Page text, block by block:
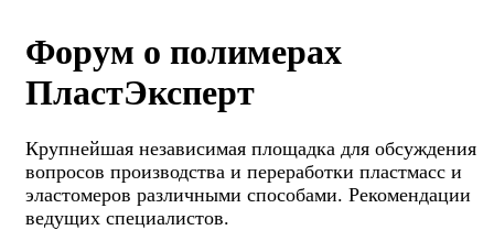
Форум о полимерах
ПластЭксперт
Крупнейшая независимая площадка для обсуждения
вопросов производства и переработки пластмасс и
эластомеров различными способами. Рекомендации
ведущих специалистов.